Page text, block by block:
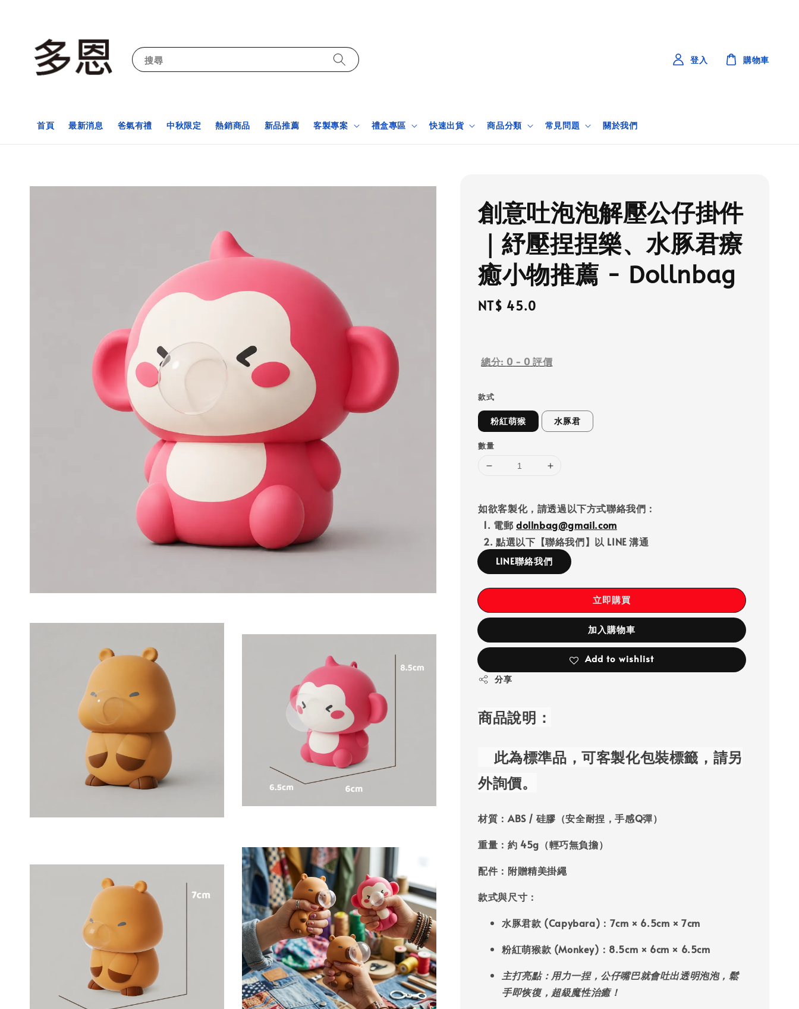
搜尋
首頁 最新消息 爸氣有禮 中秋限定 熱銷商品 新品推薦 客製專案 禮盒專區 快速出貨 商品分類 常見問題 關於我們
登入 購物車
創意吐泡泡解壓公仔掛件
｜紓壓捏捏樂、水豚君療
癒小物推薦 - Dollnbag
Regular
NT$ 45.0
總分: 0 - 0 評價
款式
粉紅萌猴 水豚君
數量
如欲客製化，請透過以下方式聯絡我們：
1. 電郵 dollnbag@gmail.com
2. 點選以下【聯絡我們】以 LINE 溝通
LINE聯絡我們
立即購買
加入購物車
Add to wishlist
分享
商品說明：
此為標準品 ，可客製化包裝標籤 ， 請另
外詢價。
材質 ：ABS / 硅膠（安全耐捏，手感Q彈）
重量 ：約 45g（輕巧無負擔）
配件 ：附贈精美掛繩
款式與尺寸 ：
水豚君款 (Capybara) ：7cm × 6.5cm × 7cm
粉紅萌猴款 (Monkey) ：8.5cm × 6cm × 6.5cm
主打亮點：用力一捏，公仔嘴巴就會吐出透明泡泡，鬆
手即恢復，超級魔性治癒！